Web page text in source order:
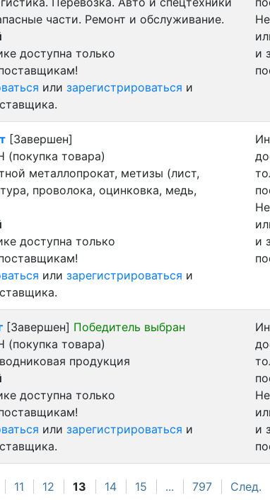
11 12 13 14 15 ... 797 След.
части. Ремонт и обслуживание.
доступна только
или зарегистрироваться и
и
[Завершен]
товара)
металлопрокат, метизы (лист,
проволока, оцинковка, медь,
доступна только
или зарегистрироваться и
и
[Завершен] Победитель выбран
товара)
продукция
доступна только
или зарегистрироваться и
и